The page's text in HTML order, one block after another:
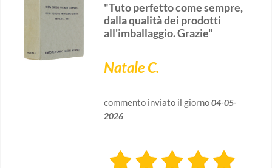
"Tuto perfetto come sempre,
dalla qualità dei prodotti
all'imballaggio. Grazie"
Natale C.
commento inviato il giorno04-05-
2026